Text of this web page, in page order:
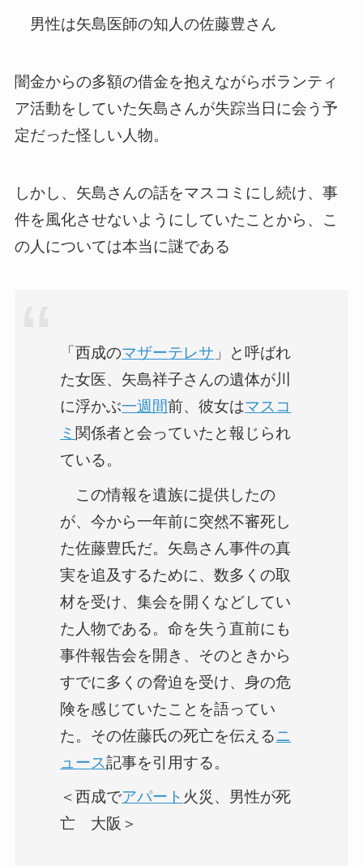
男性は矢島医師の知人の佐藤豊さん
闇金からの多額の借金を抱えながらボランティ
ア活動をしていた矢島さんが失踪当日に会う予
定だった怪しい人物。
しかし、矢島さんの話をマスコミにし続け、事
件を風化させないようにしていたことから、こ
の人については本当に謎である
「西成のマザーテレサ 」と呼ばれ
た女医、矢島祥子さんの遺体が川
に浮かぶ一週間前、彼女はマスコ
ミ 関係者と会っていたと報じられ
ている。
この情報を遺族に提供したの
が、今から一年前に突然不審死し
た佐藤豊氏だ。矢島さん事件の真
実を追及するために、数多くの取
材を受け、集会を開くなどしてい
た人物である。命を失う直前にも
事件報告会を開き、そのときから
すでに多くの脅迫を受け、身の危
険を感じていたことを語ってい
た。その佐藤氏の死亡を伝えるニ
ュース記事を引用する。
＜西成でアパート 火災、男性が死
亡 大阪＞